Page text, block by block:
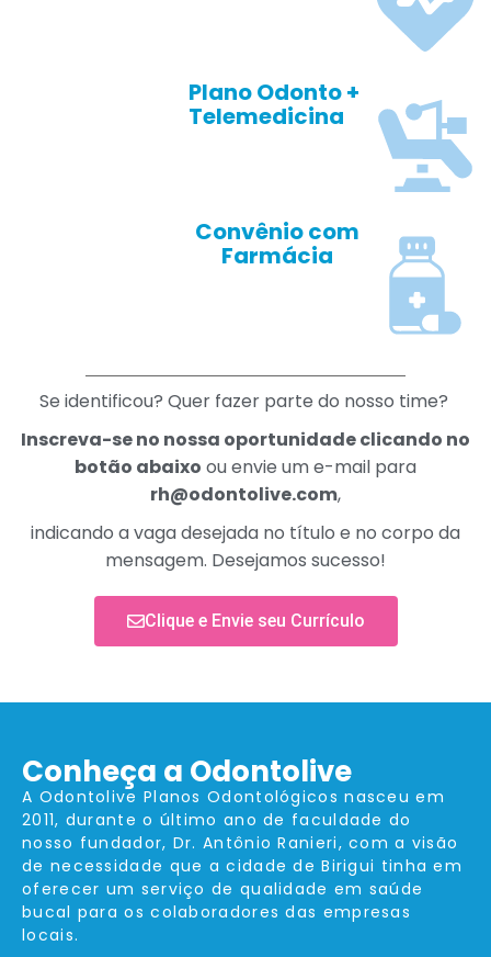
Plano Odonto +
Telemedicina
Convênio com
Farmácia
Se identificou? Quer fazer parte do nosso time?
Inscreva-se no nossa oportunidadeclicando no
botão abaixo ou envie um e-mail para
rh@odontolive.com,
indicando a vaga desejada no título e no corpo da
mensagem. Desejamos sucesso!
Clique e Envie seu Currículo
Conheça a Odontolive
A Odontolive Planos Odontológicos nasceu em
2011, durante o último ano de faculdade do
nosso fundador, Dr. Antônio Ranieri, com a visão
de necessidade que a cidade de Birigui tinha em
oferecer um serviço de qualidade em saúde
bucal para os colaboradores das empresas
locais.